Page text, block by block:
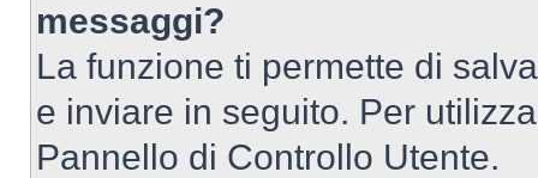
messaggi?
La funzione ti permette di
e inviare in seguito. Per
Pannello di Controllo Utente.